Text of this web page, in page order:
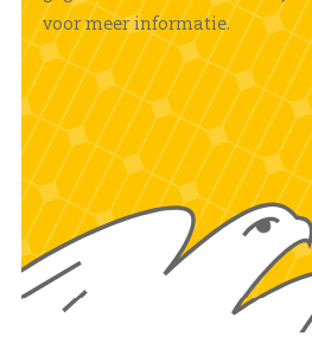
voor meer informatie.